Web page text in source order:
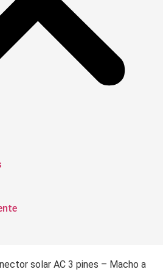
solar AC 3 pines – Macho a